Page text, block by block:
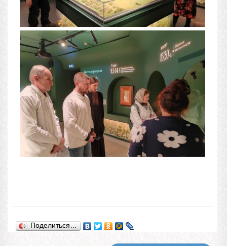
Поделиться…